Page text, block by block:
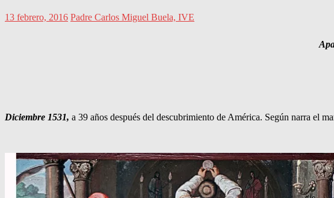
13 febrero, 2016 Padre Carlos Miguel Buela, IVE
Diciembre 1531, a 39 años después del descubrimiento de América. Según narra el